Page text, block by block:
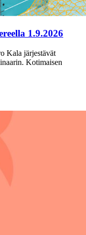
1.9.2026
Kala järjestävät
Kotimaisen